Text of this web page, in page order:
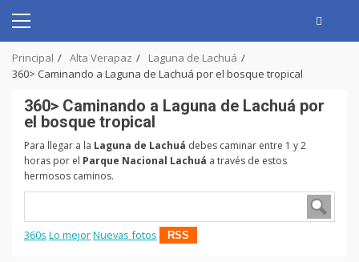
content
Primary
Principal Alta Verapaz
Laguna de Lachuá
360> Caminando a Laguna de Lachuá por el bosque tropical
360> Caminando a Laguna de Lachuá por
el bosque tropical
Para llegar a la Laguna de Lachuá debes caminar entre 1 y 2
horas por el Parque Nacional Lachuá a través de estos
hermosos caminos.
360s Lo mejorNuevas fotos RSS